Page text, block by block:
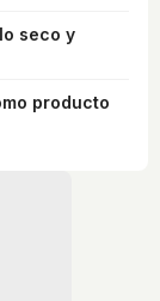
seco y
producto